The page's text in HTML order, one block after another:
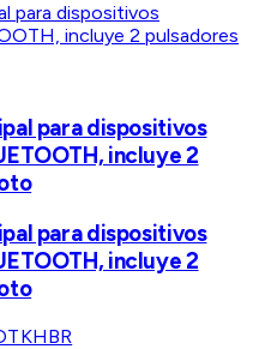
para dispositivos
incluye 2
para dispositivos
incluye 2